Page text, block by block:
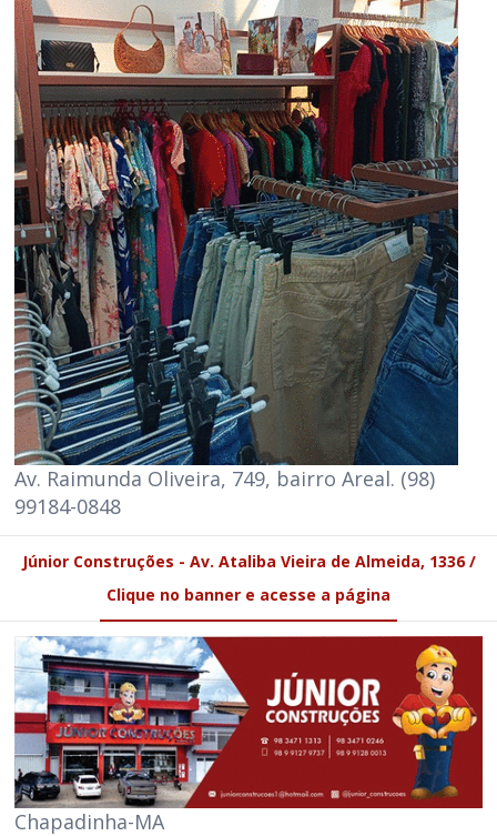
Av. Raimunda Oliveira, 749, bairro Areal. (98)
99184-0848
Júnior Construções - Av. Ataliba Vieira de Almeida, 1336 /
Clique no banner e acesse a página
Chapadinha-MA